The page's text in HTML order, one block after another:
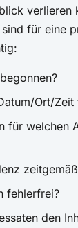
verlieren
für eine
Ort/Zeit
für welchen
fehlerfrei?
den